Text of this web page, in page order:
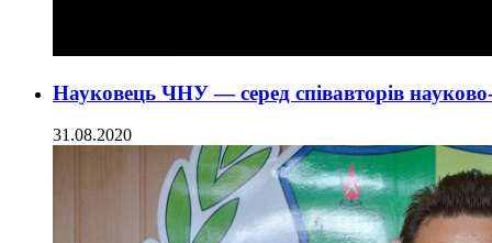
Науковець ЧНУ — серед співавторів
31.08.2020